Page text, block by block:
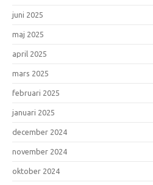
juni 2025
maj 2025
april 2025
mars 2025
februari 2025
januari 2025
december 2024
november 2024
oktober 2024